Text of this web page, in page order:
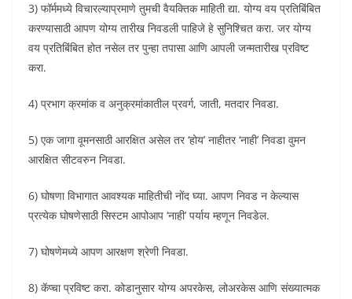
3) फॉर्ममध्ये विचारल्याप्रमाणे तुमची वैयक्तिक माहिती द्या. योग्य वय प्रतिबिंबित
करण्यासाठी आपण योग्य तारीख निवडली पाहिजे हे सुनिश्चित करा. जर योग्य
वय प्रतिबिंबित होत नसेल तर पुन्हा तपासा आणि आपली जन्मतारीख प्रविष्ट
करा.
4) प्रभाग क्रमांक व अनुक्रमांकातील प्रवर्ग, जाती, मतदार निवडा.
5) एक जागा वूमनसाठी आरक्षित असेल तर ‘होय’ नाहीतर ‘नाही’ निवडा वुमन
आरक्षित सीटवरुन निवडा.
6) घोषणा विभागात आवश्यक माहितीची नोंद घ्या. आपण निवड न केल्यास
प्रत्येक घोषणेसाठी सिस्टम आपोआप ‘नाही’ पर्याय म्हणून निवडेल.
7) घोषणेमध्ये आपण आरक्षण श्रेणी निवडा.
8) कॅप्चा प्रविष्ट करा. कोडानुसार योग्य अपरकेस, लोअरकेस आणि संख्यात्मक